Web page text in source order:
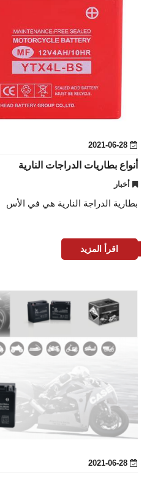
أنواع بطاريات الدراجات النارية
أخبار
بطارية الدراجة النارية هي في الأس
اقرأ المزيد